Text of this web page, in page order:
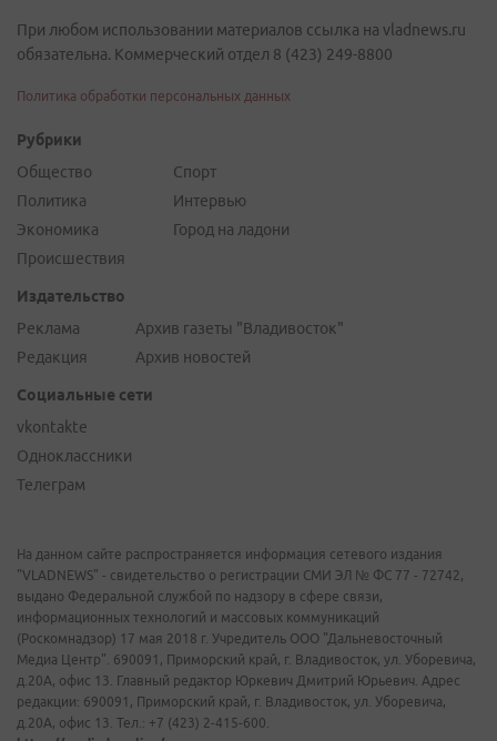
При любом использовании материалов ссылка на vladnews.ru
обязательна. Коммерческий отдел 8 (423) 249-8800
Политика обработки персональных данных
Рубрики
Общество
Политика
Экономика
Происшествия
Спорт
Интервью
Город на ладони
Издательство
Реклама
Редакция
Архив газеты "Владивосток"
Архив новостей
Социальные сети
vkontakte
Одноклассники
Телеграм
На данном сайте распространяется информация сетевого издания
"VLADNEWS" - свидетельство о регистрации СМИ ЭЛ № ФС 77 - 72742,
выдано Федеральной службой по надзору в сфере связи,
информационных технологий и массовых коммуникаций
(Роскомнадзор) 17 мая 2018 г. Учредитель ООО "Дальневосточный
Медиа Центр". 690091, Приморский край, г. Владивосток, ул. Уборевича,
д.20А, офис 13. Главный редактор Юркевич Дмитрий Юрьевич. Адрес
редакции: 690091, Приморский край, г. Владивосток, ул. Уборевича,
д.20А, офис 13. Тел.: +7 (423) 2-415-600.